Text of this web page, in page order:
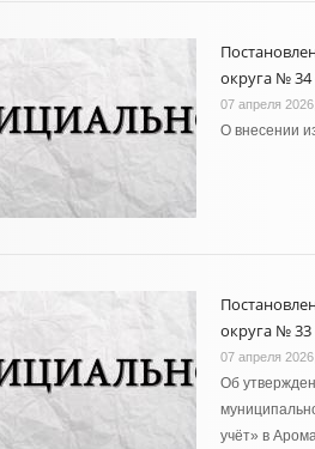
округа № 34
07 апреля
О внесении
округа № 33
07 апреля
Об
учёт» в